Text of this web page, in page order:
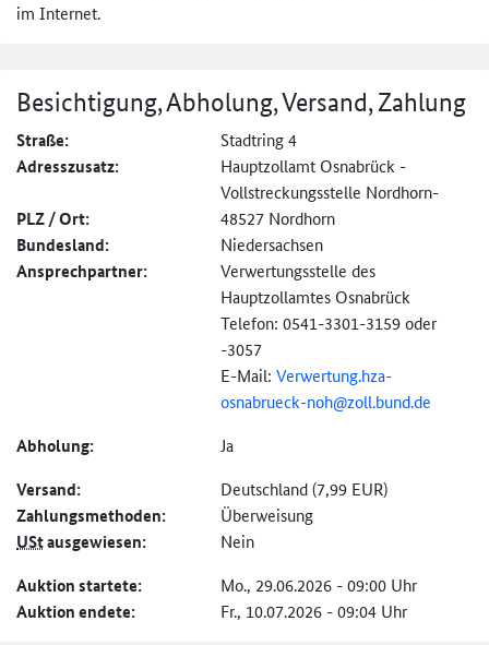
im Internet.
Besichtigung, Abholung, Versand, Zahlung
Straße: Stadtring 4
Adresszusatz:
Hauptzollamt Osnabrück -
Vollstreckungsstelle Nordhorn-
PLZ / Ort: 48527 Nordhorn
Bundesland: Niedersachsen
Ansprechpartner:
Verwertungsstelle des
Hauptzollamtes Osnabrück
Telefon: 0541-3301-3159 oder
-3057
E-Mail: Verwertung.hza-
osnabrueck-noh@zoll.bund.de
Abholung: Ja
Versand: Deutschland (7,99 EUR)
Zahlungs­methoden: Überweisung
UStausgewiesen: Nein
Auktion startete: Mo., 29.06.2026 - 09:00 Uhr
Auktion endete: Fr., 10.07.2026 - 09:04 Uhr